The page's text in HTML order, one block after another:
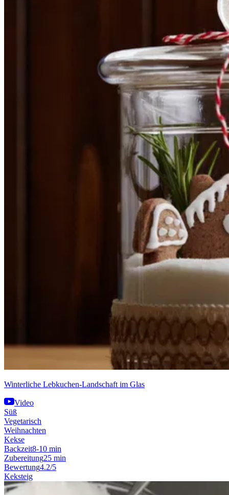
Winterliche Lebkuchen-Landschaft im Glas
Video
Süß
Vegetarisch
Weihnachten
Kekse
Backzeit8-10 min
Zubereitung25 min
Bewertung4.2/5
Keksteig